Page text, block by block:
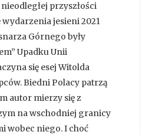
przyszłości
jesieni 2021
Górnego były
Upadku Unii
się esej Witolda
Biedni Polacy patrzą
autor mierzy się z
na wschodniej granicy
wobec niego. I choć